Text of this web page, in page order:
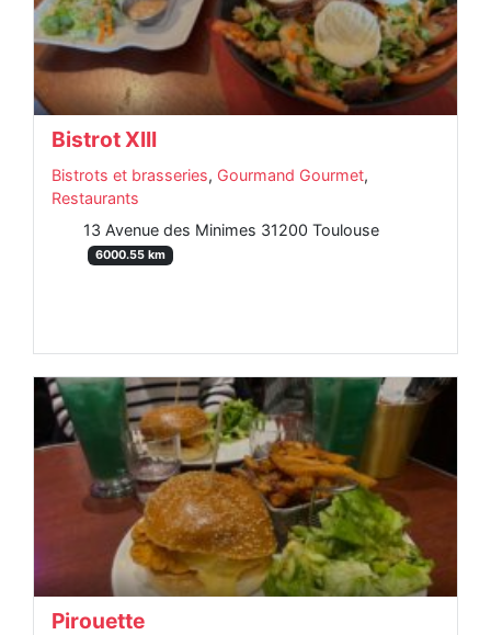
Bistrot XIII
Bistrots et brasseries, Gourmand Gourmet,
Restaurants
13 Avenue des Minimes 31200 Toulouse
6000.55 km
Pirouette